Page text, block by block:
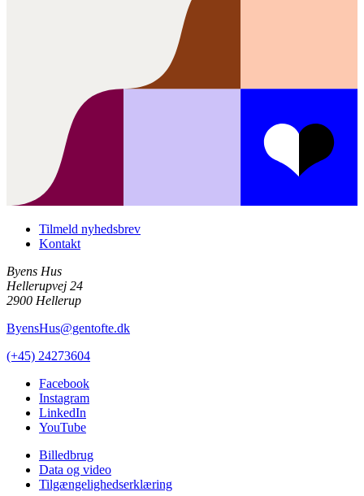
Tilmeld nyhedsbrev
Kontakt
Byens Hus
Hellerupvej 24
2900 Hellerup
ByensHus@gentofte.dk
(+45) 24273604
Facebook
Instagram
LinkedIn
YouTube
Billedbrug
Data og video
Tilgængelighedserklæring